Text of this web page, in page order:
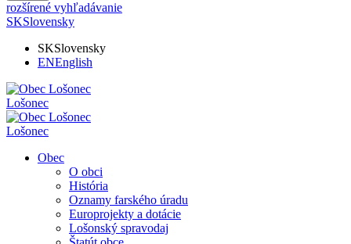
rozšírené vyhľadávanie
SKSlovensky
SKSlovensky
ENEnglish
Lošonec
Lošonec
Obec
O obci
História
Oznamy farského úradu
Europrojekty a dotácie
Lošonský spravodaj